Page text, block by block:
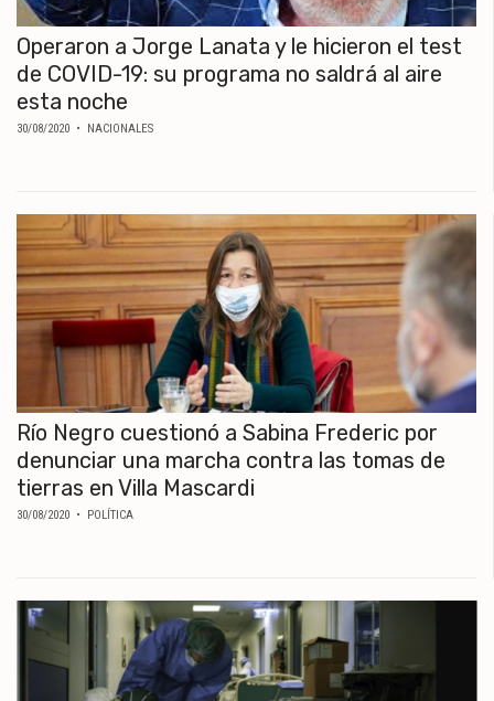
Operaron a Jorge Lanata y le hicieron el test
de COVID-19: su programa no saldrá al aire
esta noche
30/08/2020 • NACIONALES
Río Negro cuestionó a Sabina Frederic por
denunciar una marcha contra las tomas de
tierras en Villa Mascardi
30/08/2020 • POLÍTICA